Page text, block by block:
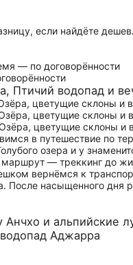
если найдёте
— по договорённости
Птичий водопад и
в путешествие по
озера и у
— треккинг до
вернёмся к
После насыщенного дня
и альпийские
Аджарра